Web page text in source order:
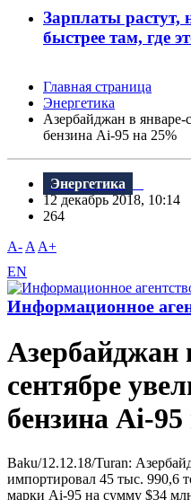
Зарплаты растут,
быстрее там, где
Главная страница
Энергетика
Азербайджан в январе-
бензина Ai-95 на 25%
Энергетика
12 декабрь 2018, 10:14
264
A- A A+
EN
Информационное
Азербайджан
сентябре
бензина Ai-
Baku/12.12.18/Turan:
импортировал 45 тыс. 990,6
марки Ai-95 на сумму $34